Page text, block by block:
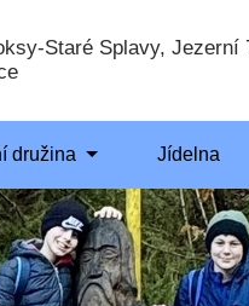
Staré Splavy, Jezerní
družina Jídelna